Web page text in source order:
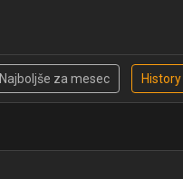
Najboljše za mesec History